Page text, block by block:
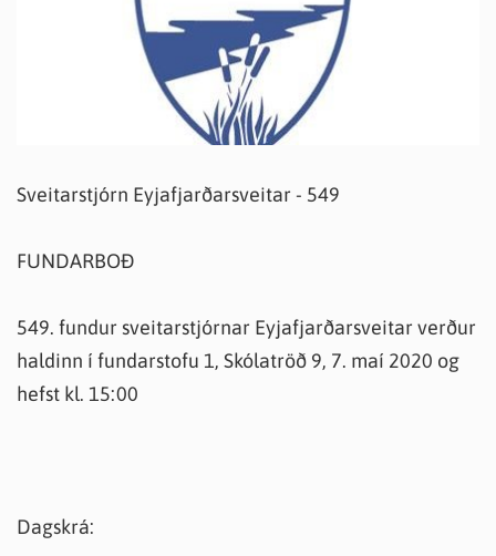
Sveitarstjórn Eyjafjarðarsveitar - 549
FUNDARBOÐ
549. fundur sveitarstjórnar Eyjafjarðarsveitar verður
haldinn í fundarstofu 1, Skólatröð 9, 7. maí 2020 og
hefst kl. 15:00
Dagskrá: